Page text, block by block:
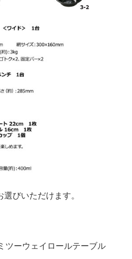
びいただけます。
ーウェイロールテーブル